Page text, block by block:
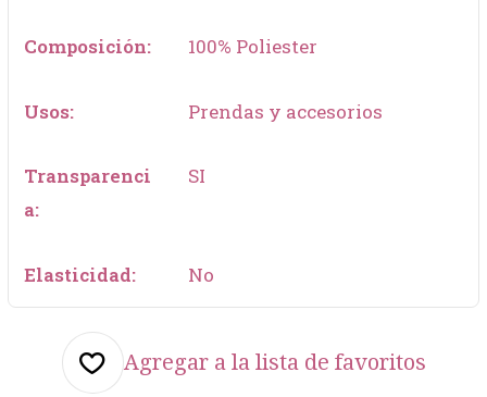
Composición: 100% Poliester
Usos: Prendas y accesorios
Transparenci
a:
SI
Elasticidad: No
Agregar a la lista de favoritos